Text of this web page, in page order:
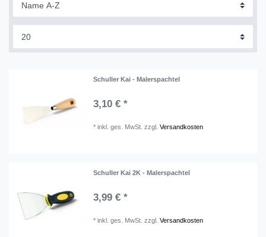
Schuller Kai - Malerspachtel
3,10 € *
*inkl. ges. MwSt. zzgl.Versandkosten
Schuller Kai 2K - Malerspachtel
3,99 € *
*inkl. ges. MwSt. zzgl.Versandkosten